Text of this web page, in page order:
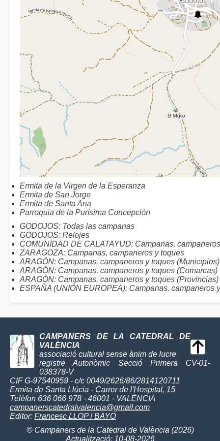
Ermita de la Virgen de la Esperanza
Ermita de San Jorge
Ermita de Santa Ana
Parroquia de la Purísima Concepción
GODOJOS: Todas las campanas
GODOJOS: Relojes
COMUNIDAD DE CALATAYUD: Campanas,
ZARAGOZA: Campanas, campaneros y toques
ARAGÓN: Campanas, campaneros y toques (Municipios)
ARAGÓN: Campanas, campaneros y toques (Comarcas)
ARAGÓN: Campanas, campaneros y toques (Provincias)
ESPAÑA (UNIÓN EUROPEA): Campanas, campaneros
CAMPANERS DE LA CATEDRAL DE
VALÈNCIA
associació cultural sense ànim de lucre
registre Autonòmic Secció Primera CV-01-
038378-V
CIF G-97540959 - c/c 0049/2626/86/2814120711
Ermita de Santa Llúcia - Carrer de l'Hospital, 15
Telèfon 636 066 978 - 46001 - VALÈNCIA
campanerscatedralvalencia@gmail.com
Editor: Francesc LLOP i BAYO
© Campaners de la Catedral de València (2026)
Actualització: 10-08-2026